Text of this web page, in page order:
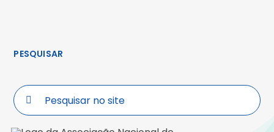
PESQUISAR
Search
for: